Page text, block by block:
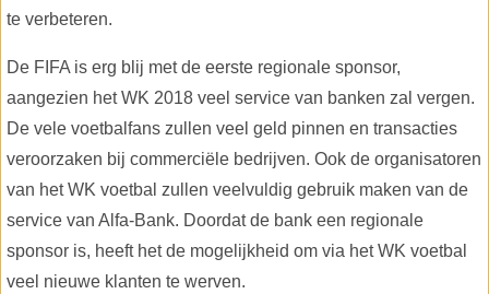
te verbeteren.
De FIFA is erg blij met de eerste regionale sponsor,
aangezien het WK 2018 veel service van banken zal vergen.
De vele voetbalfans zullen veel geld pinnen en transacties
veroorzaken bij commerciële bedrijven. Ook de organisatoren
van het WK voetbal zullen veelvuldig gebruik maken van de
service van Alfa-Bank. Doordat de bank een regionale
sponsor is, heeft het de mogelijkheid om via het WK voetbal
veel nieuwe klanten te werven.